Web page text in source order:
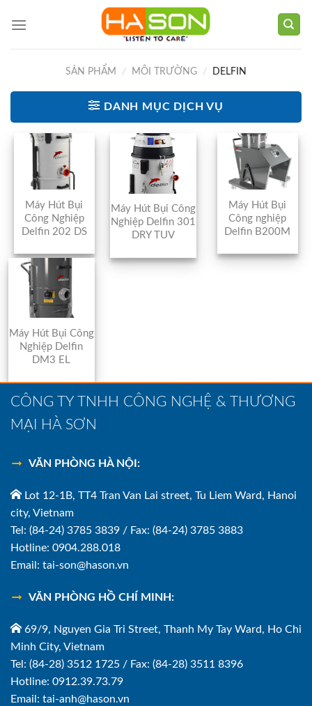
SẢN PHẨM / MÔI TRƯỜNG / DELFIN
DANH MỤC DỊCH VỤ
Máy Hút Bụi
Công Nghiệp
Delfin 202 DS
Máy Hút Bụi Công
Nghiệp Delfin 301
DRY TUV
Máy Hút Bụi
Công nghiệp
Delfin B200M
Máy Hút Bụi Công
Nghiệp Delfin
DM3 EL
CÔNG TY TNHH CÔNG NGHỆ & THƯƠNG
MẠI HÀ SƠN
VĂN PHÒNG HÀ NỘI:
Lot 12-1B, TT4 Tran Van Lai street, Tu Liem Ward, Hanoi
city, Vietnam
Tel: (84-24) 3785 3839 / Fax: (84-24) 3785 3883
Hotline: 0904.288.018
Email: tai-son@hason.vn
VĂN PHÒNG HỒ CHÍ MINH:
69/9, Nguyen Gia Tri Street, Thanh My Tay Ward, Ho Chi
Minh City, Vietnam
Tel: (84-28) 3512 1725 / Fax: (84-28) 3511 8396
Hotline: 0912.39.73.79
Email: tai-anh@hason.vn